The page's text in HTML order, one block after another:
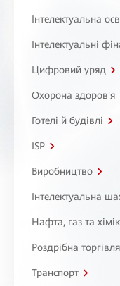
Інтелектуальна
Інтелектуальні
Цифровий уряд
Охорона здоров'я
Готелі й будівлі
ISP
Виробництво
Інтелектуальна
Нафта, газ та
Роздрібна торгівля
Транспорт